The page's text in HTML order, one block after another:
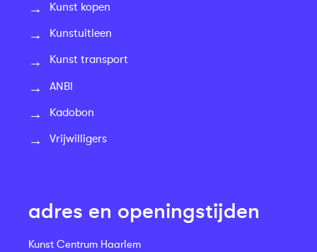
Kunst kopen
Kunstuitleen
Kunst transport
ANBI
Kadobon
Vrijwilligers
adres en openingstijden
Kunst Centrum Haarlem